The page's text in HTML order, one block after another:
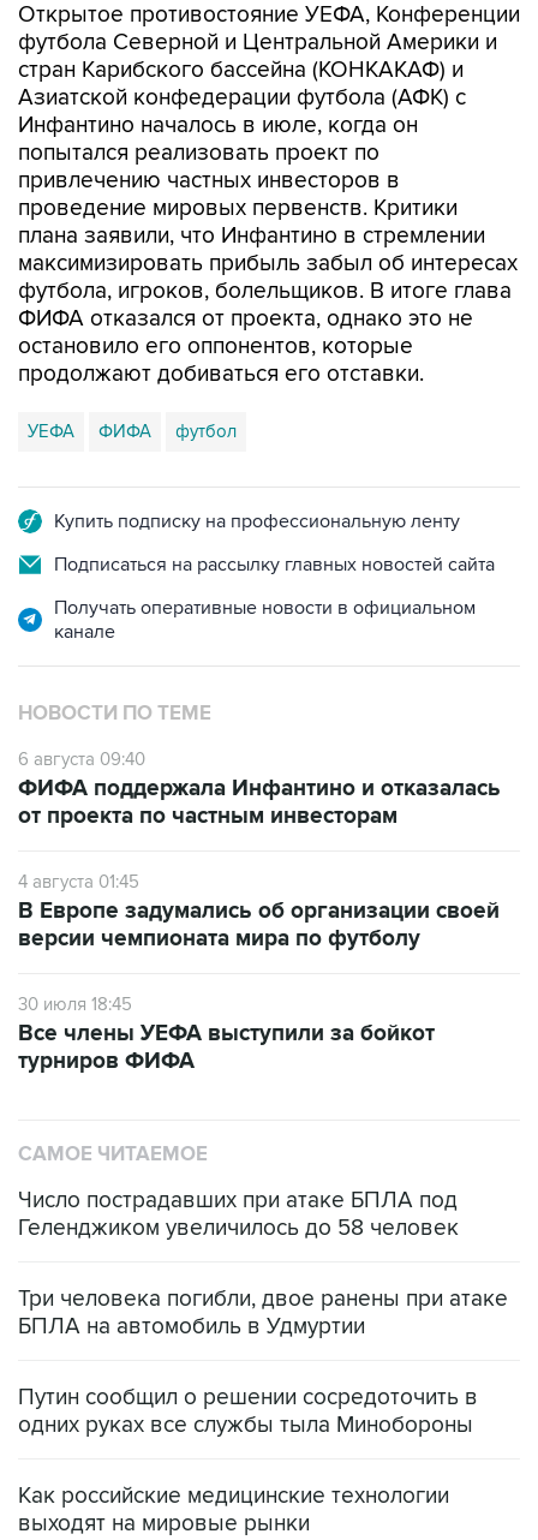
Открытое противостояние УЕФА, Конференции
футбола Северной и Центральной Америки и
стран Карибского бассейна (КОНКАКАФ) и
Азиатской конфедерации футбола (АФК) с
Инфантино началось в июле, когда он
попытался реализовать проект по
привлечению частных инвесторов в
проведение мировых первенств. Критики
плана заявили, что Инфантино в стремлении
максимизировать прибыль забыл об интересах
футбола, игроков, болельщиков. В итоге глава
ФИФА отказался от проекта, однако это не
остановило его оппонентов, которые
продолжают добиваться его отставки.
УЕФА ФИФА футбол
Купить подписку на профессиональную ленту
Подписаться на рассылку главных новостей сайта
Получать оперативные новости в официальном
канале
НОВОСТИ ПО ТЕМЕ
6 августа 09:40
ФИФА поддержала Инфантино и отказалась
от проекта по частным инвесторам
4 августа 01:45
В Европе задумались об организации своей
версии чемпионата мира по футболу
30 июля 18:45
Все члены УЕФА выступили за бойкот
турниров ФИФА
САМОЕ ЧИТАЕМОЕ
Число пострадавших при атаке БПЛА под
Геленджиком увеличилось до 58 человек
Три человека погибли, двое ранены при атаке
БПЛА на автомобиль в Удмуртии
Путин сообщил о решении сосредоточить в
одних руках все службы тыла Минобороны
Как российские медицинские технологии
выходят на мировые рынки